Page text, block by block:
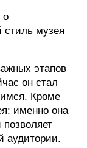
о
стиль музея
этапов
он стал
Кроме
именно она
аудитории.